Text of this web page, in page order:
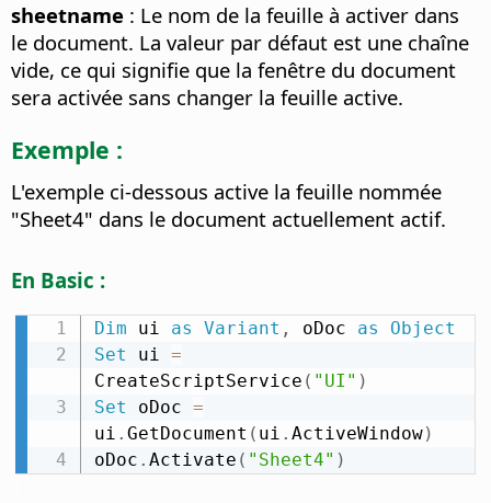
sheetname : Le nom de la feuille à activer dans
le document. La valeur par défaut est une chaîne
vide, ce qui signifie que la fenêtre du document
sera activée sans changer la feuille active.
Exemple :
L'exemple ci-dessous active la feuille nommée
"Sheet4" dans le document actuellement actif.
En Basic :
Dim ui as Variant , oDoc as
Object
Set ui =
CreateScriptService ( "UI" )
Set oDoc =
ui . GetDocument ( ui . ActiveWindow)
oDoc . Activate ( "Sheet4" )